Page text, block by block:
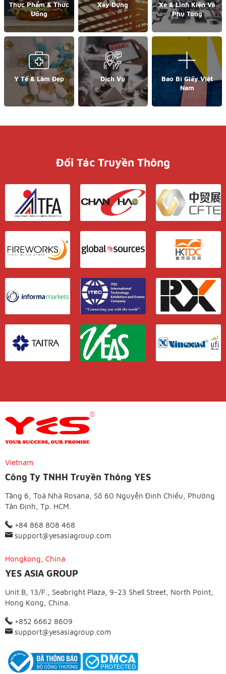
Thực Phẩm & Thức
Uống
Xây Dựng
Xe & Linh Kiện Và
Phụ Tùng
Y Tế & Làm Đẹp Dịch Vụ
Bao Bì Giấy Việt
Nam
Đối Tác Truyền Thông
Vietnam
Công Ty TNHH Truyền Thông YES
Tầng 6, Toà Nhà Rosana, Số 60 Nguyễn Đình Chiểu, Phường
Tân Định, Tp. HCM.
+84 868 808 468
support@yesasiagroup.com
Hongkong, China
YES ASIA GROUP
Unit B, 13/F., Seabright Plaza, 9-23 Shell Street, North Point,
Hong Kong, China.
+852 6662 8609
support@yesasiagroup.com